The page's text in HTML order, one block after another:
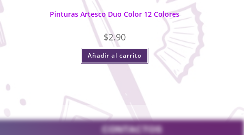
Pinturas Artesco Duo Color 12 Colores
$2.90
Añadir al carrito
CONTACTOS